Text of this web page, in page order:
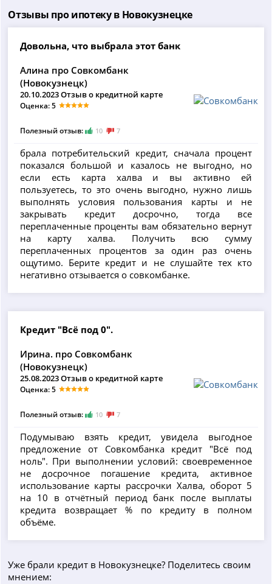
Отзывы про ипотеку в Новокузнецке
Довольна, что выбрала этот банк
Алина про Совкомбанк
(Новокузнецк)
20.10.2023 Отзыв о кредитной карте
Оценка: 5
Полезный отзыв: 10 7
​брала потребительский кредит, сначала процент
показался большой и казалось не выгодно, но
если есть карта халва и вы активно ей
пользуетесь, то это очень выгодно, нужно лишь
выполнять условия пользования карты и не
закрывать кредит досрочно, тогда все
переплаченные проценты вам обязательно вернут
на карту халва. Получить всю сумму
переплаченных процентов за один раз очень
ощутимо. Берите кредит и не слушайте тех кто
негативно отзывается о совкомбанке.
Кредит "Всё под 0".
Ирина. про Совкомбанк
(Новокузнецк)
25.08.2023 Отзыв о кредитной карте
Оценка: 5
Полезный отзыв: 10 7
Подумываю взять кредит, увидела выгодное
предложение от Совкомбанка кредит "Всё под
ноль". При выполнении условий: своевременное
не досрочное погашение кредита, активное
использование карты рассрочки Халва, оборот 5
на 10 в отчётный период банк после выплаты
кредита возвращает % по кредиту в полном
объёме.
Уже брали кредит в Новокузнецке? Поделитесь своим
мнением: